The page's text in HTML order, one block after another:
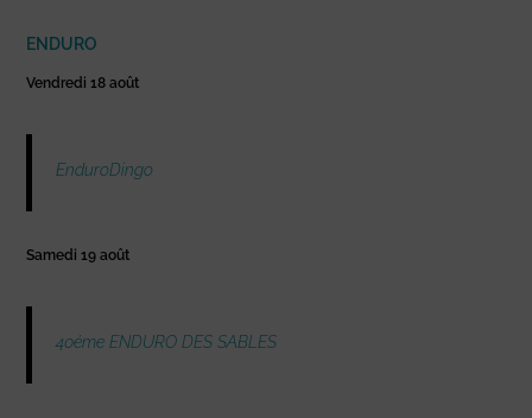
ENDURO
Vendredi 18 août
EnduroDingo
Samedi 19 août
40éme ENDURO DES SABLES